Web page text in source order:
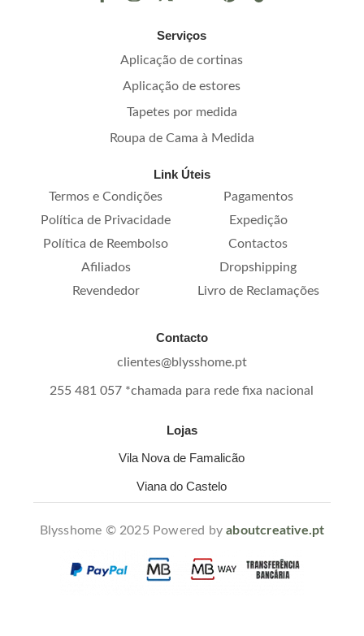
Serviços
Aplicação de cortinas
Aplicação de estores
Tapetes por medida
Roupa de Cama à Medida
Link Úteis
Termos e Condições
Pagamentos
Política de Privacidade
Expedição
Política de Reembolso
Contactos
Afiliados
Dropshipping
Revendedor
Livro de Reclamações
Contacto
clientes@blysshome.pt
255 481 057 *chamada para rede fixa nacional
Lojas
Vila Nova de Famalicão
Viana do Castelo
Blysshome © 2025 Powered byaboutcreative.pt